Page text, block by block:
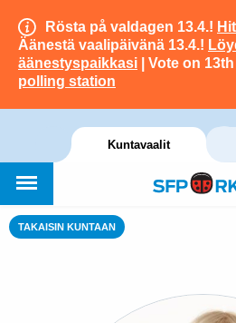
Rösta på valdagen 13.4.!
Äänestä vaalipäivänä 13.4.!
äänestyspaikkasi | Vote on
polling station
Kuntavaalit
TAKAISIN KUNTAAN